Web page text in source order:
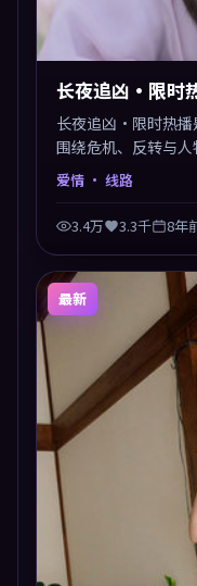
长夜追凶·限时
长夜追凶·限时热播
围绕危机、反转与
推荐观看。
爱情 · 线路
3.4万 3.3千 8年
最新